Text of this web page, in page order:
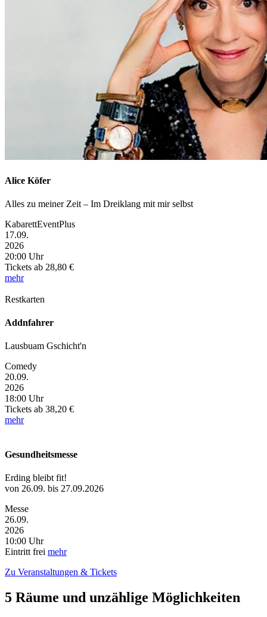
Alice Köfer
Alles zu meiner Zeit – Im Dreiklang mit mir selbst
KabarettEventPlus
17.09.
2026
20:00 Uhr
Tickets ab 28,80 €
mehr
Restkarten
Addnfahrer
Lausbuam Gschicht'n
Comedy
20.09.
2026
18:00 Uhr
Tickets ab 38,20 €
mehr
Gesundheitsmesse
Erding bleibt fit!
von 26.09. bis 27.09.2026
Messe
26.09.
2026
10:00 Uhr
Eintritt frei mehr
Zu Veranstaltungen & Tickets
5 Räume und unzählige Möglichkeiten